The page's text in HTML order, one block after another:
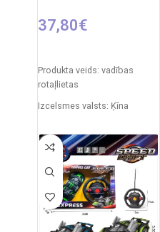
37,80€
Produkta veids: vadības
rotaļlietas
Izcelsmes valsts: Ķīna
18 cm
Frekvence: 2,4 GHz
Tālvadības pults: 2xAA
baterijas
RC auto akumulators: 3,7 V